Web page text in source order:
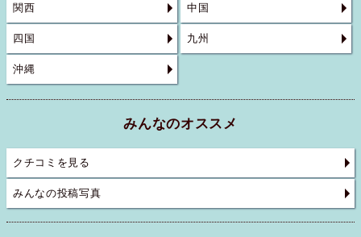
関西 中国
四国 九州
沖縄
みんなのオススメ
クチコミを見る
みんなの投稿写真